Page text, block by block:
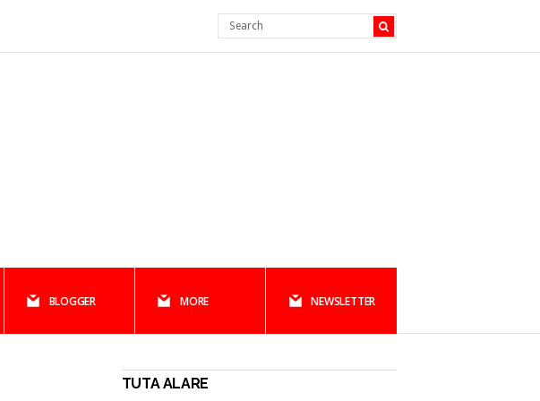
BLOGGER MORE NEWSLETTER
TUTA ALARE